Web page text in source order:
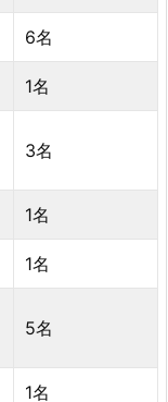
6名
1名
3名
1名
1名
5名
1名